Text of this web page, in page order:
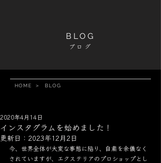
BLOG
ブログ
HOME ＞ BLOG
インスタグラムを始めました！
2020年4月14日
更新日： 2023年12月2日
今、世界全体が大変な事態に陥り、自粛を余儀なく
されていますが、エクステリアのプロショップとし